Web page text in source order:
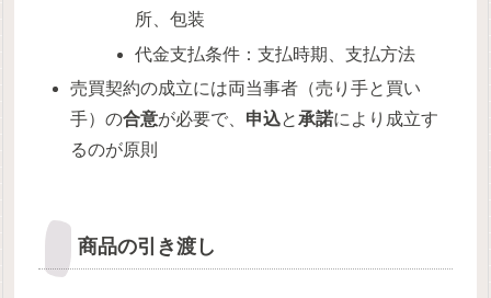
所、包装
代金支払条件：支払時期、支払方法
売買契約の成立には両当事者（売り手と買い
手）の合意が必要で、 申込と承諾により成立す
るのが原則
商品の引き渡し